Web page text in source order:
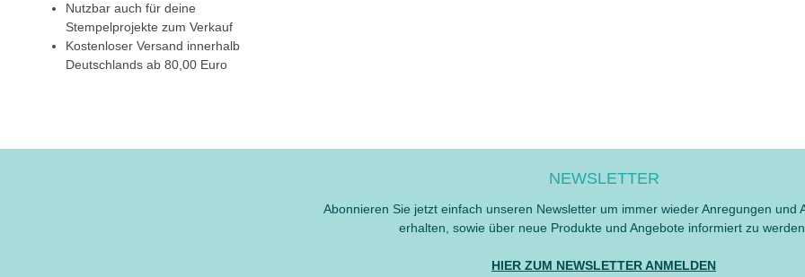
Nutzbar auch für deine
Stempelprojekte zum Verkauf
Kostenloser Versand innerhalb
Deutschlands ab 80,00 Euro
NEWSLETTER
Abonnieren Sie jetzt einfach unseren Newsletter um immer wieder Anregungen und
erhalten, sowie über neue Produkte und Angebote informiert zu werden.
HIER ZUM NEWSLETTER ANMELDEN